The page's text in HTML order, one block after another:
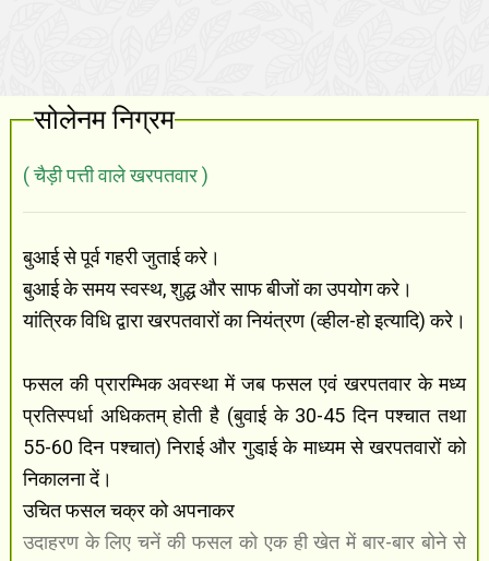
सोलेनम निग्रम
( चैड़ी पत्ती वाले खरपतवार )
बुआई से पूर्व गहरी जुताई करे।
बुआई के समय स्वस्थ, शुद्ध और साफ बीजों का उपयोग करे।
यांत्रिक विधि द्वारा खरपतवारों का नियंत्रण (व्हील-हो इत्यादि) करे।
फसल की प्रारम्भिक अवस्था में जब फसल एवं खरपतवार के मध्य
प्रतिस्पर्धा अधिकतम् होती है (बुवाई के 30-45 दिन पश्चात तथा
55-60 दिन पश्चात) निराई और गुडा़ई के माध्यम से खरपतवारों को
निकालना दें।
उचित फसल चक्र को अपनाकर
उदाहरण के लिए चनें की फसल को एक ही खेत में बार-बार बोने से